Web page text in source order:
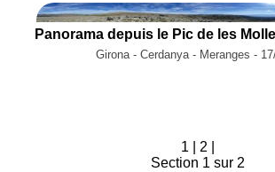
Girona - Cerdanya - Meranges -
1 2
Section 1 sur 2